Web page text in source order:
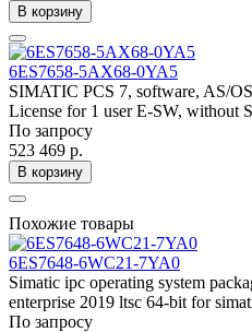
В корзину
6ES7658-5AX68-0YA5
SIMATIC PCS 7, software, AS/
License for 1 user E-SW, without
По запросу
523 469 р.
В корзину
Похожие товары
6ES7648-6WC21-7YA0
Simatic ipc operating system
enterprise 2019 ltsc 64-bit for
По запросу